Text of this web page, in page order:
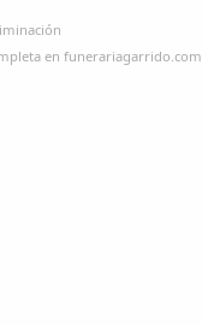
en funerariagarrido.com